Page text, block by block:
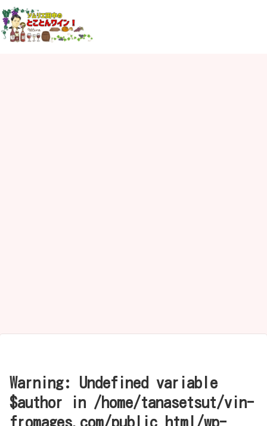
Warning: Undefined variable
$author in /home/tanasetsut/vin-
fromages.com/public_html/wp-